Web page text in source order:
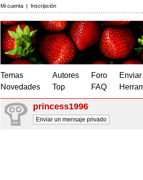
Mi cuenta | Inscripción
Temas
Novedades
Autores
Top
Foro
FAQ
princess1996
Enviar un mensaje privado